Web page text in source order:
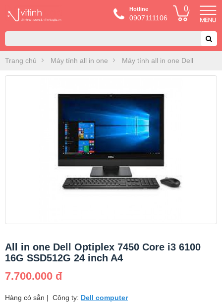
Hotline
0907111106
0
Trang chủ Máy tính all in one Máy tính all in one Dell
All in one Dell Optiplex 7450 Core i3 6100
16G SSD512G 24 inch A4
7.700.000 đ
Hàng có sẳn | Công ty: Dell computer